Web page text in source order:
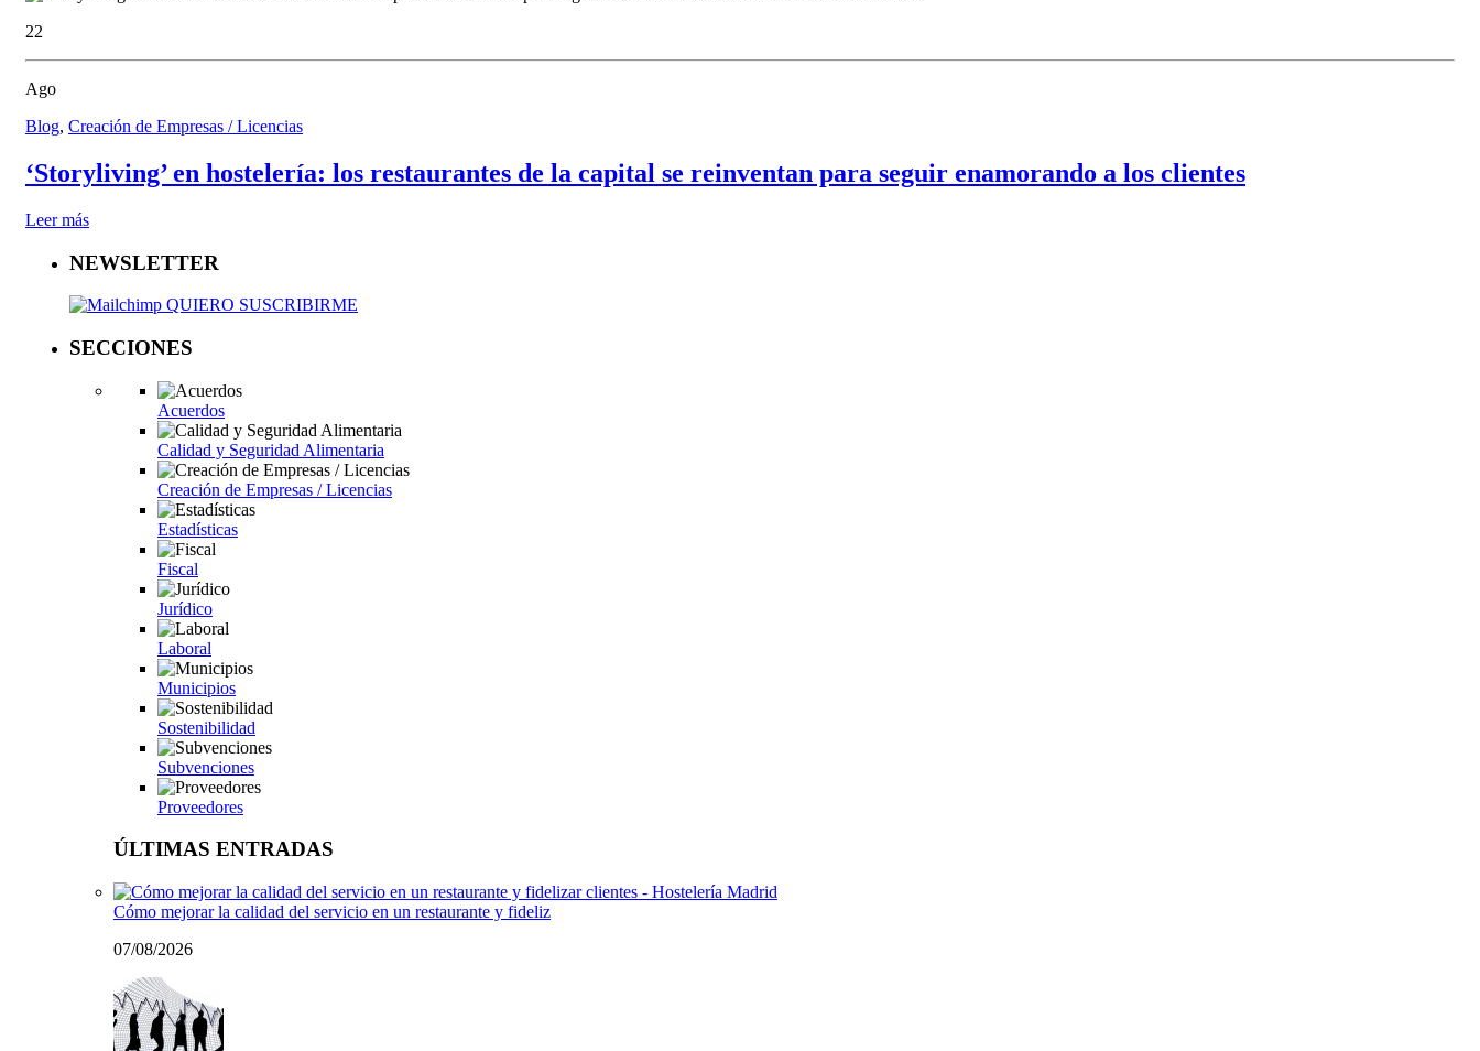
22
Ago
Blog, Creación de Empresas / Licencias
‘Storyliving’ en hostelería: los restaurantes de la capital se reinventan para seguir enamorando a los clientes
Leer más
NEWSLETTER
QUIERO SUSCRIBIRME
SECCIONES
Acuerdos
Calidad y Seguridad Alimentaria
Creación de Empresas / Licencias
Estadísticas
Fiscal
Jurídico
Laboral
Municipios
Sostenibilidad
Subvenciones
Proveedores
ÚLTIMAS ENTRADAS
Cómo mejorar la calidad del servicio en un restaurante y fideliz
07/08/2026